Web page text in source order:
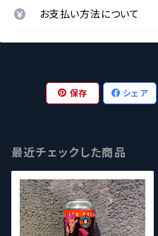
お支払い方法について
保存 シェア
最近チェックした商品